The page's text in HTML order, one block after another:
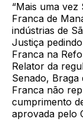
“Mais uma
Franca de
indústrias de
Justiça
Franca na
Relator da
Senado,
Franca não
cumprimento
aprovada pelo